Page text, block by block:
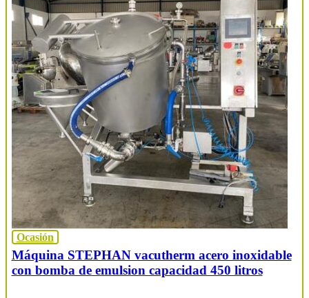
Ocasión
Máquina STEPHAN vacutherm acero inoxidable
con bomba de emulsion capacidad 450 litros